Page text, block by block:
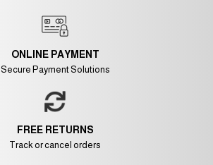
FREE RETURNS
Track or cancel orders
ONLINE PAYMENT
Secure Payment Solutions